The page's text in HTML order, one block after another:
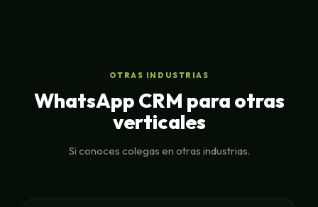
OTRAS INDUSTRIAS
WhatsApp CRM para otras
verticales
Si conoces colegas en otras industrias.